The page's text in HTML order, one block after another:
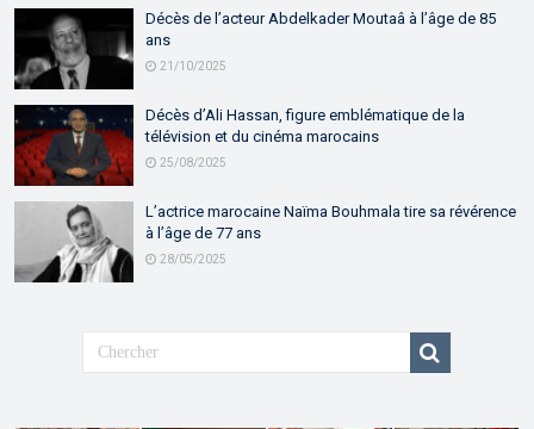
Décès de l’acteur Abdelkader Moutaâ à l’âge de 85
ans
21/10/2025
Décès d’Ali Hassan, figure emblématique de la
télévision et du cinéma marocains
25/08/2025
L’actrice marocaine Naïma Bouhmala tire sa révérence
à l’âge de 77 ans
28/05/2025